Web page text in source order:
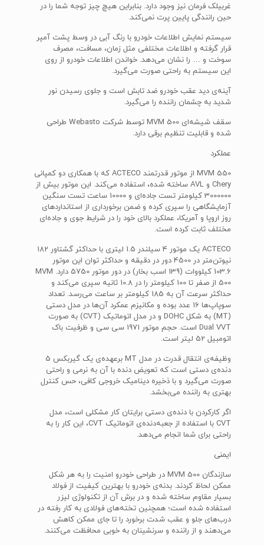
غربیلک فرمان نیز وجود دارد. بنابراین هیچ چیز توجه شما را در
حین رانندگی پایین پرت نمی‌کند.
سیستم نمایش اطلاعات خودرو با رنگ آبی در وسط پشت آمپر
قرار گرفته و اطلاعات مختلفی مثل زمان، مسافت، مصرف
سوخت و … را نشان می‌دهد. خواندن اطلاعات خودرو از روی
این سیستم به راحتی صورت می‌گیرد.
آینه‌ی دید عقب خودرو ضد تابش است و جلوی رسیدن نور
شدید به چشمان راننده را می‌گیرد.
سقف ‌شیشه‌ای MVM 500 توسط شرکت Webasto طراحی
شده و قابلیت تنظیم برقی دارد.
عملکرد
MVM 550 از موتور قدرتمند ACTECO که با همکاری دو کمپانی
Chery و AVL ساخته شده، استفاده می‌کند. این موتور بیش از
3000000 کیلومتر تست جاده‌ای و 10000 ساعت تست سنگین
آزمایشگاهی را سپری کرده و ضمن برخورداری از استانداردهای
روز اروپا و آمریکا، عملکرد بالای خود را در شرایط جوی و جاده‌ای
مختلف ثابت کرده است.
ACTECO یک موتور 4 سیلندر 1.5 لیتری با حداکثر گشتاور 182
نیوتن‌متر در 4500 دور در دقیقه و حداکثر توان این موتور
103.6 کیلووات (139 اسب بخار) در دور موتور 5750 دارد. MVM
500 از صفر تا 100 کیلومتر را در 10.8 ثانیه سپری می‌کند و
حداکثر سرعت آن به 185 کیلومتر بر ساعت می‌رسد. تعداد
سوپاپ‌ها 16 عدد بوده و مکانیزم عمکرد آن‌ها در مدل دستی
(MT) به شکل DOHC و در مدل اتوماتیک (CVT) به صورت
Dual VVT است. حجم موتور 1971 سی سی و ظرفیت باک
اتومبیل 52 لیتر است.
وظیفه‌ی انتقال قدرت در مدل MT برعهده‌ی یک گیربکس 5
دنده‌ی دستی است که تعویض دنده با آن به نرمی و راحتی
صورت می‌گیرد و با ذخیره‌ دینامیک خروجی کافی، حس کنترل
بهتری به راننده می‌بخشد.
اگر کارکردن با دنده‌ی دستی برایتان کار مشکلی است، مدل
CVT با استفاده از جعبه‌دنده‌ی اتوماتیک CVT، این کار را به
راحتی برای شما انجام می‌دهد.
ایمنی
سازندگان MVM 500 در طراحی خودرو امنیت را به هر شکل
ممکن لحاظ کردند. بدنه‌ی خودرو با بهترین کیفیت از فولاد
بسیار مقاوم ساخته شده و در برش آن از تکنولوژی لیزر
استفاده شده است؛ همچنین تخته‌های فولادی به کار رفته در
درب‌های جلو و عقب شدت برخورد را تا جای ممکن کاهش
می‌دهند و از راننده و سرنشینان به خوبی محافظت می‌کنند.